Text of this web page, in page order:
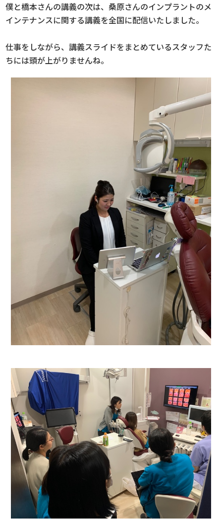
僕と橋本さんの講義の次は、桑原さんのインプラントのメ
インテナンスに関する講義を全国に配信いたしました。
仕事をしながら、講義スライドをまとめているスタッフた
ちには頭が上がりませんね。